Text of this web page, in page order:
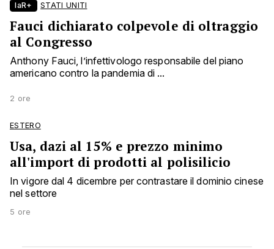
laR+ STATI UNITI
Fauci dichiarato colpevole di oltraggio
al Congresso
Anthony Fauci, l’infettivologo responsabile del piano
americano contro la pandemia di ...
2 ore
ESTERO
Usa, dazi al 15% e prezzo minimo
all'import di prodotti al polisilicio
In vigore dal 4 dicembre per contrastare il dominio cinese
nel settore
5 ore